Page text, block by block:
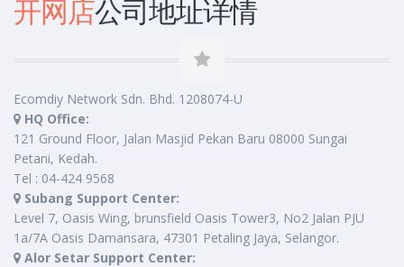
开网店公司地址详情
Ecomdiy Network Sdn. Bhd. 1208074-U
HQ Office:
121 Ground Floor, Jalan Masjid Pekan Baru 08000 Sungai
Petani, Kedah.
Tel : 04-424 9568
Subang Support Center:
Level 7, Oasis Wing, brunsfield Oasis Tower3, No2 Jalan PJU
1a/7A Oasis Damansara, 47301 Petaling Jaya, Selangor.
Alor Setar Support Center: